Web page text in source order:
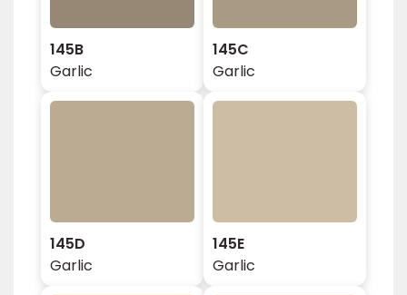
145B
Garlic
145C
Garlic
145D
Garlic
145E
Garlic